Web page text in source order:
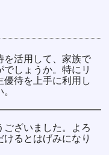
を活用して、家族で
しょうか。特にリ
優待を上手に利用し
ざいました。よろ
るとはげみになり